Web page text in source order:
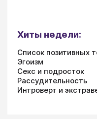
Хиты недели:
Список позитивных
Эгоизм
Секс и подросток
Рассудительность
Интроверт и